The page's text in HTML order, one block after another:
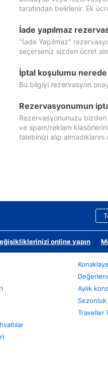
tarafından belirlenir. Ek
İade yapılmaz
"İade Yapılmaz"
seçerseniz sizden ücret
İptal koşulumu
Bu bilgiyi rezervasyon
Rezervasyonumun
Rezervasyonunuzu
ve spam/reklam
talebinizi alıp almadıklarını
online yapın
Aylık
Sezonluk
Traveller